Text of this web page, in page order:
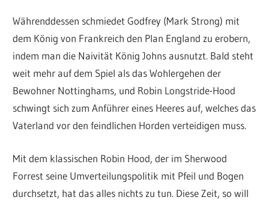
Währenddessen schmiedet Godfrey (Mark Strong) mit
dem König von Frankreich den Plan England zu erobern,
indem man die Naivität König Johns ausnutzt. Bald steht
weit mehr auf dem Spiel als das Wohlergehen der
Bewohner Nottinghams, und Robin Longstride-Hood
schwingt sich zum Anführer eines Heeres auf, welches das
Vaterland vor den feindlichen Horden verteidigen muss.
Mit dem klassischen Robin Hood, der im Sherwood
Forrest seine Umverteilungspolitik mit Pfeil und Bogen
durchsetzt, hat das alles nichts zu tun. Diese Zeit, so will